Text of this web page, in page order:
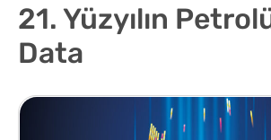
21. Yüzyılın
Data